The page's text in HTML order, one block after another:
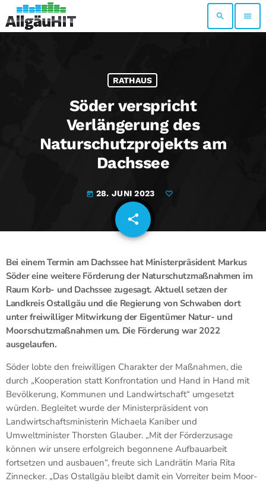
search menu
RATHAUS
Söder verspricht
Verlängerung des
Naturschutzprojekts am
Dachssee
today 28. JUNI 2023
share
email
Bei einem Termin am Dachssee hat Ministerpräsident Markus
Söder eine weitere Förderung der Naturschutzmaßnahmen im
Raum Korb- und Dachssee zugesagt. Aktuell setzen der
Landkreis Ostallgäu und die Regierung von Schwaben dort
unter freiwilliger Mitwirkung der Eigentümer Natur- und
Moorschutzmaßnahmen um. Die Förderung war 2022
ausgelaufen.
Söder lobte den freiwilligen Charakter der Maßnahmen, die
durch „Kooperation statt Konfrontation und Hand in Hand mit
Bevölkerung, Kommunen und Landwirtschaft“ umgesetzt
würden. Begleitet wurde der Ministerpräsident von
Landwirtschaftsministerin Michaela Kaniber und
Umweltminister Thorsten Glauber. „Mit der Förderzusage
können wir unsere erfolgreich begonnene Aufbauarbeit
fortsetzen und ausbauen“, freute sich Landrätin Maria Rita
Zinnecker. „Das Ostallgäu bleibt damit ein Vorreiter beim Moor-